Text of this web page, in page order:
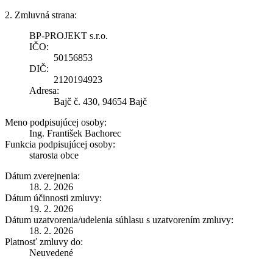
2. Zmluvná strana:
BP-PROJEKT s.r.o.
IČO:
50156853
DIČ:
2120194923
Adresa:
Bajč č. 430, 94654 Bajč
Meno podpisujúcej osoby:
Ing. František Bachorec
Funkcia podpisujúcej osoby:
starosta obce
Dátum zverejnenia:
18. 2. 2026
Dátum účinnosti zmluvy:
19. 2. 2026
Dátum uzatvorenia/udelenia súhlasu s uzatvorením zmluvy:
18. 2. 2026
Platnosť zmluvy do:
Neuvedené